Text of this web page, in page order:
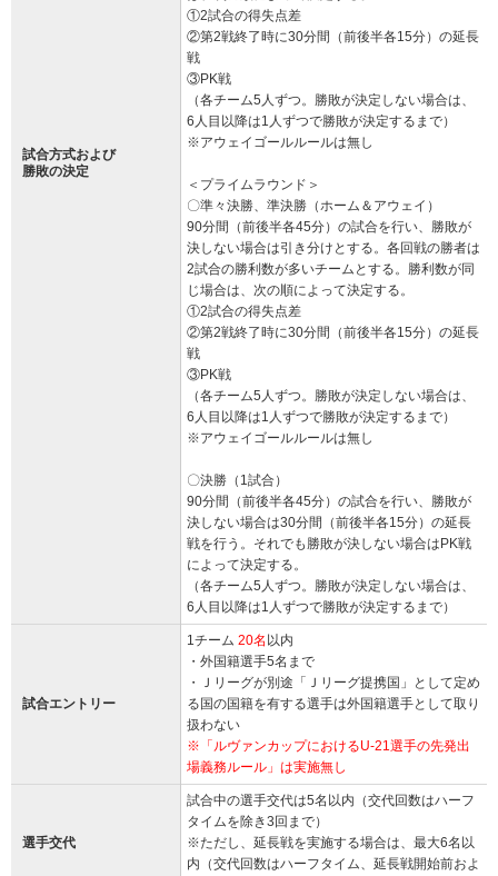
試合方式および
勝敗の決定
①2試合の得失点差
②第2戦終了時に30分間（前後半各15分）の延長
戦
③PK戦
（各チーム5人ずつ。勝敗が決定しない場合は、
6人目以降は1人ずつで勝敗が決定するまで）
※アウェイゴールルールは無し
＜プライムラウンド＞
〇準々決勝、準決勝（ホーム＆アウェイ）
90分間（前後半各45分）の試合を行い、勝敗が
決しない場合は引き分けとする。各回戦の勝者は
2試合の勝利数が多いチームとする。勝利数が同
じ場合は、次の順によって決定する。
①2試合の得失点差
②第2戦終了時に30分間（前後半各15分）の延長
戦
③PK戦
（各チーム5人ずつ。勝敗が決定しない場合は、
6人目以降は1人ずつで勝敗が決定するまで）
※アウェイゴールルールは無し
〇決勝（1試合）
90分間（前後半各45分）の試合を行い、勝敗が
決しない場合は30分間（前後半各15分）の延長
戦を行う。それでも勝敗が決しない場合はPK戦
によって決定する。
（各チーム5人ずつ。勝敗が決定しない場合は、
6人目以降は1人ずつで勝敗が決定するまで）
試合エントリー
1チーム 20名 以内
・外国籍選手5名まで
・Ｊリーグが別途「Ｊリーグ提携国」として定め
る国の国籍を有する選手は外国籍選手として取り
扱わない
※「ルヴァンカップにおけるU-21選手の先発出
場義務ルール」は実施無し
選手交代
試合中の選手交代は5名以内（交代回数はハーフ
タイムを除き3回まで）
※ただし、延長戦を実施する場合は、最大6名以
内（交代回数はハーフタイム、延長戦開始前およ